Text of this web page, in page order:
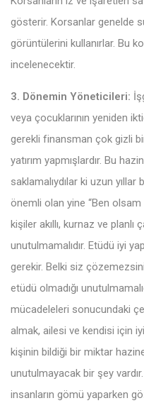
gösterir. Korsanlar genelde
görüntülerini kullanırlar. Bu
incelenecektir.
3. Dönemin Yöneticileri:
veya çocuklarının yeniden
gerekli finansman çok gizli
yatırım yapmışlardır. Bu
saklamalıydılar ki uzun
önemli olan yine “Ben olsam
kişiler akıllı, kurnaz ve planlı
unutulmamalıdır. Etüdü iyi
gerekir. Belki siz
etüdü olmadığı
mücadeleleri sonucundaki
almak, ailesi ve kendisi için
kişinin bildiği bir miktar
unutulmayacak bir şey
insanların gömü yaparken